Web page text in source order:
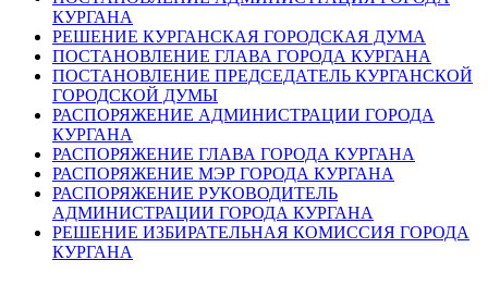
КУРГАНА
РЕШЕНИЕ КУРГАНСКАЯ ГОРОДСКАЯ ДУМА
ПОСТАНОВЛЕНИЕ ГЛАВА ГОРОДА КУРГАНА
ПОСТАНОВЛЕНИЕ ПРЕДСЕДАТЕЛЬ КУРГАНСКОЙ
ГОРОДСКОЙ ДУМЫ
РАСПОРЯЖЕНИЕ АДМИНИСТРАЦИИ ГОРОДА
КУРГАНА
РАСПОРЯЖЕНИЕ ГЛАВА ГОРОДА КУРГАНА
РАСПОРЯЖЕНИЕ МЭР ГОРОДА КУРГАНА
РАСПОРЯЖЕНИЕ РУКОВОДИТЕЛЬ
АДМИНИСТРАЦИИ ГОРОДА КУРГАНА
РЕШЕНИЕ ИЗБИРАТЕЛЬНАЯ КОМИССИЯ ГОРОДА
КУРГАНА